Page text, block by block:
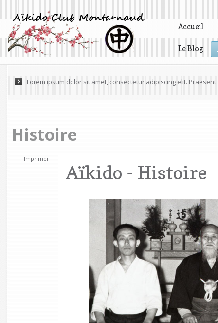
Accueil
Le Blog
Lorem ipsum dolor sit amet, consectetur adipiscing elit.
Histoire
Imprimer
Aïkido - Histoire